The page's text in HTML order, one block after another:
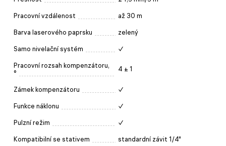
Pracovní vzdálenost až 30 m
Barva laserového paprsku zelený
Samo nivelační systém ✓
Pracovní rozsah kompenzátoru,
°
4 ± 1
Zámek kompenzátoru ✓
Funkce náklonu ✓
Pulzní režim ✓
Kompatibilní se stativem standardní závit 1/4"